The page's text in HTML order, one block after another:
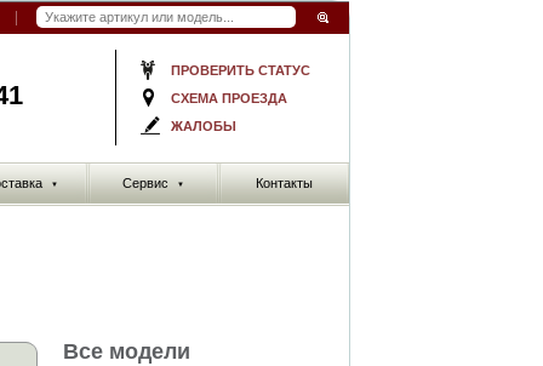
ПРОВЕРИТЬ СТАТУС
СХЕМА ПРОЕЗДА
ЖАЛОБЫ
▼ Сервис ▼ Контакты
Все модели